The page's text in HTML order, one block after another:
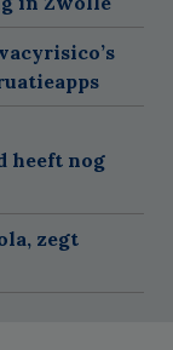
heeft nog
zegt